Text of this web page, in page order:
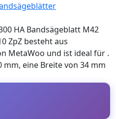
HA Bandsägeblatt M42
ZpZ besteht aus
MetaWoo und ist ideal für .
mm, eine Breite von 34 mm